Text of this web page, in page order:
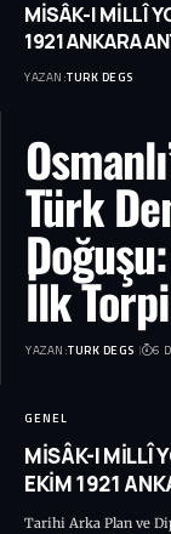
MİSÂK-I MİLLÎ
1921 ANKARA
YAZAN:TURK DEGS
Türk
İlk
YAZAN:TURK DEGS 6
GENEL
MİSÂK-I MİLLÎ
EKİM 1921
Tarihi Arka Plan ve